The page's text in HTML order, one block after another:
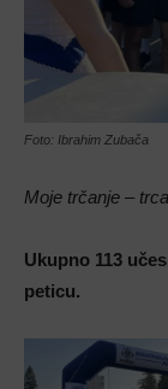
Foto: Ibrahim Zubača
Moje trčanje –
Ukupno 113
peticu.